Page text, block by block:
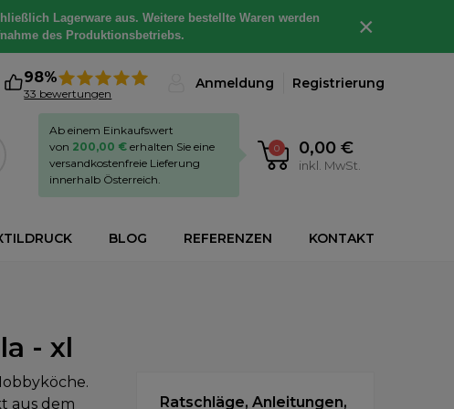
Lagerware aus. Weitere bestellte Waren werden
des Produktionsbetriebs.
×
98%
33 bewertungen
Anmeldung Registrierung
0 0,00 €
inkl. MwSt.
Ab einem Einkaufswert
von 200,00 € erhalten Sie eine
versandkostenfreie Lieferung
innerhalb Österreich.
BLOG REFERENZEN KONTAKT
- xl
aus dem
Ratschläge, Anleitungen,